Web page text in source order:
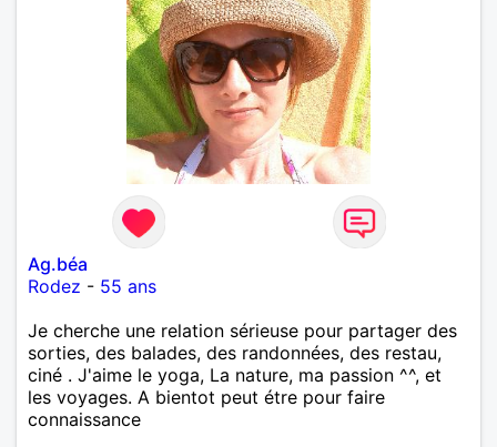
Ag.béa
Rodez - 55 ans
Je cherche une relation sérieuse pour partager des
sorties, des balades, des randonnées, des restau,
ciné . J'aime le yoga, La nature, ma passion ^^, et
les voyages. A bientot peut étre pour faire
connaissance